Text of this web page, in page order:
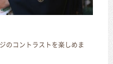
のコントラストを楽しめま